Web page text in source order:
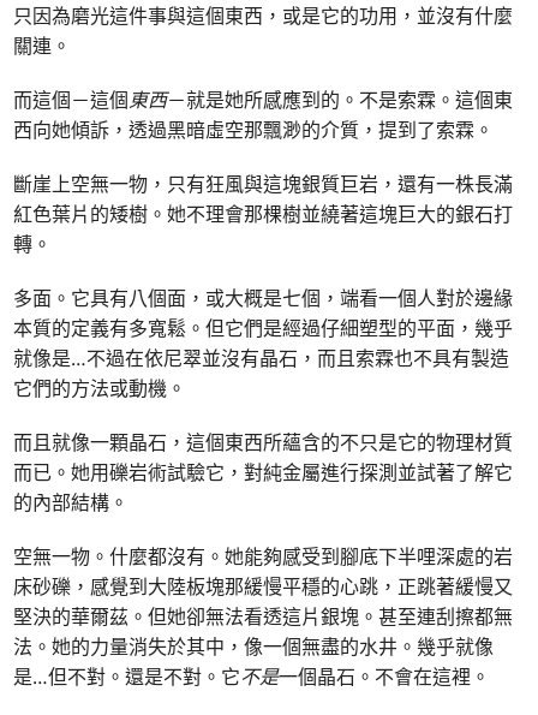
只因為磨光這件事與這個東西，或是它的功用，並沒有什麼
關連。
而這個－這個東西－就是她所感應到的。不是索霖。這個東
西向她傾訴，透過黑暗虛空那飄渺的介質，提到了索霖。
斷崖上空無一物，只有狂風與這塊銀質巨岩，還有一株長滿
紅色葉片的矮樹。她不理會那棵樹並繞著這塊巨大的銀石打
轉。
多面。它具有八個面，或大概是七個，端看一個人對於邊緣
本質的定義有多寬鬆。但它們是經過仔細塑型的平面，幾乎
就像是…不過在依尼翠並沒有晶石，而且索霖也不具有製造
它們的方法或動機。
而且就像一顆晶石，這個東西所蘊含的不只是它的物理材質
而已。她用礫岩術試驗它，對純金屬進行探測並試著了解它
的內部結構。
空無一物。什麼都沒有。她能夠感受到腳底下半哩深處的岩
床砂礫，感覺到大陸板塊那緩慢平穩的心跳，正跳著緩慢又
堅決的華爾茲。但她卻無法看透這片銀塊。甚至連刮擦都無
法。她的力量消失於其中，像一個無盡的水井。幾乎就像
是…但不對。還是不對。它不是一個晶石。不會在這裡。